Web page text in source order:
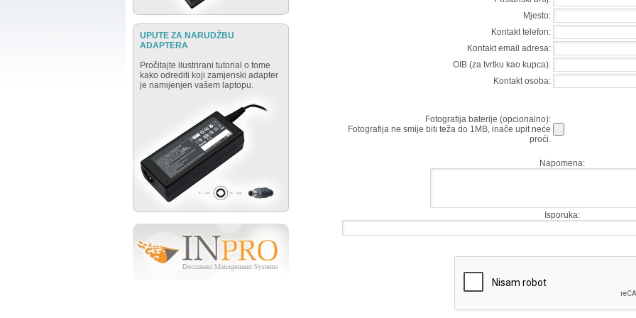
UPUTE ZA NARUDŽBU
ADAPTERA
Pročitajte ilustrirani tutorial o tome
kako odrediti koji zamjenski adapter
je namijenjen vašem laptopu.
Mjesto:
Kontakt telefon:
Kontakt email adresa:
OIB (za tvrtku kao kupca):
Kontakt osoba:
Fotografija baterije (opcionalno):
Fotografija ne smije biti teža do 1MB, inače upit neće
proći.
Napomena:
Isporuka: